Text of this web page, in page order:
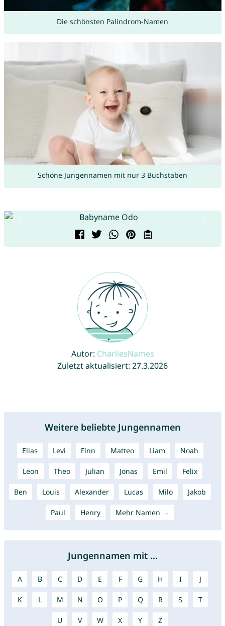
Die schönsten Palindrom-Namen
Schöne Jungennamen mit nur 3 Buchstaben
Autor: CharliesNames
Zuletzt aktualisiert: 27.3.2026
Weitere beliebte Jungennamen
Elias Levi Finn Matteo Liam Noah
Leon Theo Julian Jonas Emil Felix
Ben Louis Alexander Lucas Milo Jakob
Paul Henry Mehr Namen →
Jungennamen mit ...
A B C D E F G H I J
K L M N O P Q R S T
U V W X Y Z